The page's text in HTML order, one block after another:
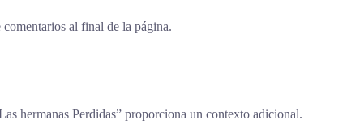
comentarios al final de la página.
hermanas Perdidas” proporciona un contexto adicional.